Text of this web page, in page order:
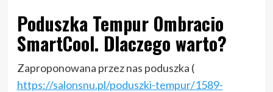
Poduszka Tempur Ombracio
SmartCool. Dlaczego warto?
Zaproponowana przez nas poduszka (
https://salonsnu.pl/poduszki-tempur/1589-